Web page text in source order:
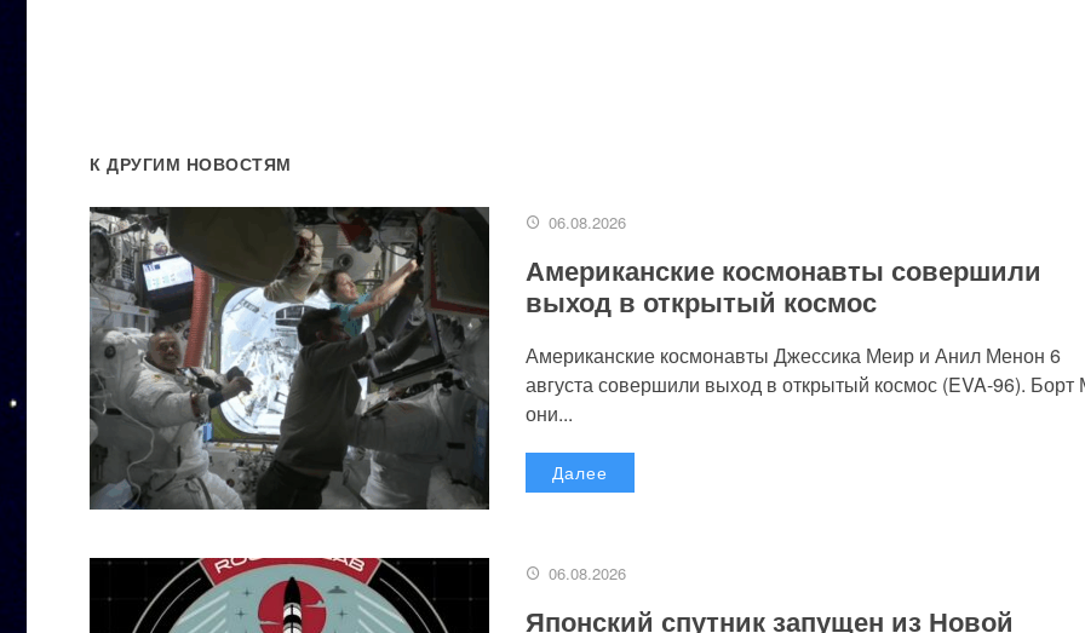
К ДРУГИМ НОВОСТЯМ
06.08.2026
Американские космонавты совершили
выход в открытый космос
Американские космонавты Джессика Меир и Анил Менон 6
августа совершили выход в открытый космос (EVA-96).
они...
Далее
06.08.2026
Японский спутник запущен из Новой